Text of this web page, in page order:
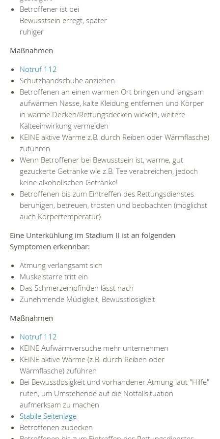
Betroffener ist bei
Bewusstsein erregt, später
ruhiger
Maßnahmen
Notruf 112
Schutzhandschuhe anziehen
Betroffenen an einen warmen Ort bringen und langsam
aufwärmen Nasse, kalte Kleidung entfernen und Körper
in warme Decken/Rettungsdecken wickeln, weitere
Kälteeinwirkung vermeiden
KEINE aktive Wärme z.B. durch Reiben oder Wärmflasche)
zuführen
Wenn Betroffener bei Bewusstsein ist, warme, gut
gezuckerte Getränke wie z.B. Tee verabreichen, jedoch
keine alkoholischen Getränke!
Betroffenen bis zum Eintreffen des Rettungsdienstes
beruhigen, betreuen, trösten und beobachten (möglichst
auch Körpertemperatur)
Eine Unterkühlung im Stadium II ist an folgenden
Symptomen erkennbar:
Atmung verlangsamt sich
Muskelstarre tritt ein
Das Schmerzempfinden lässt nach
Zunehmende Müdigkeit, Bewusstlosigkeit
Maßnahmen
Notruf 112
KEINE Aufwärmversuche mehr unternehmen
KEINE aktive Wärme (z.B. durch Reiben oder
Wärmflasche) zuführen
Bei Bewusstlosigkeit und vorhandener Atmung laut "Hilfe"
rufen, um Umstehende auf die Notfallsituation
aufmerksam zu machen
Stabile Seitenlage
Betroffenen zudecken